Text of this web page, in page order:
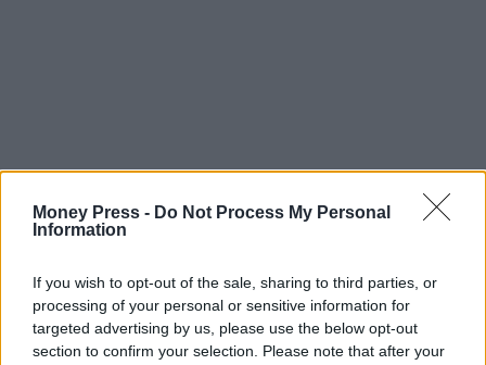
Money Press - Do Not Process My Personal
Information
If you wish to opt-out of the sale, sharing to third parties, or
processing of your personal or sensitive information for
targeted advertising by us, please use the below opt-out
section to confirm your selection. Please note that after your
Γαλλία πληθωρισμός
FacebookTwitter PinterestLinkedInTumblr Telegram